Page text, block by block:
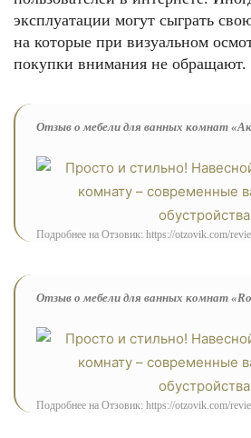
эксплуатации могут сыграть
на которые при визуальном
покупки внимания не обращают.
Отзыв о мебели для ванных комнат
Подробнее на Отзовик: https://otzovik.com/
Отзыв о мебели для ванных комнат
Подробнее на Отзовик: https://otzovik.com/